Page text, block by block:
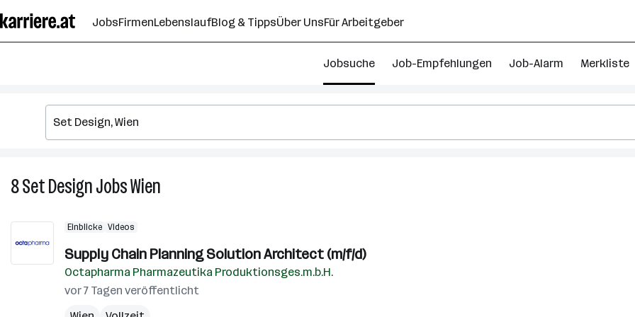
Seiteninhalt
springen
JobsFirmenLebenslaufBlog & TippsÜber UnsFür Arbeitgeber
Jobsuche Job-Empfehlungen Job-Alarm Merkliste
8Set DesignJobsWien
in
Wien
Einblicke Videos
Supply Chain Planning Solution Architect (m/f/d)
Octapharma Pharmazeutika Produktionsges.m.b.H.
vor 7 Tagen veröffentlicht